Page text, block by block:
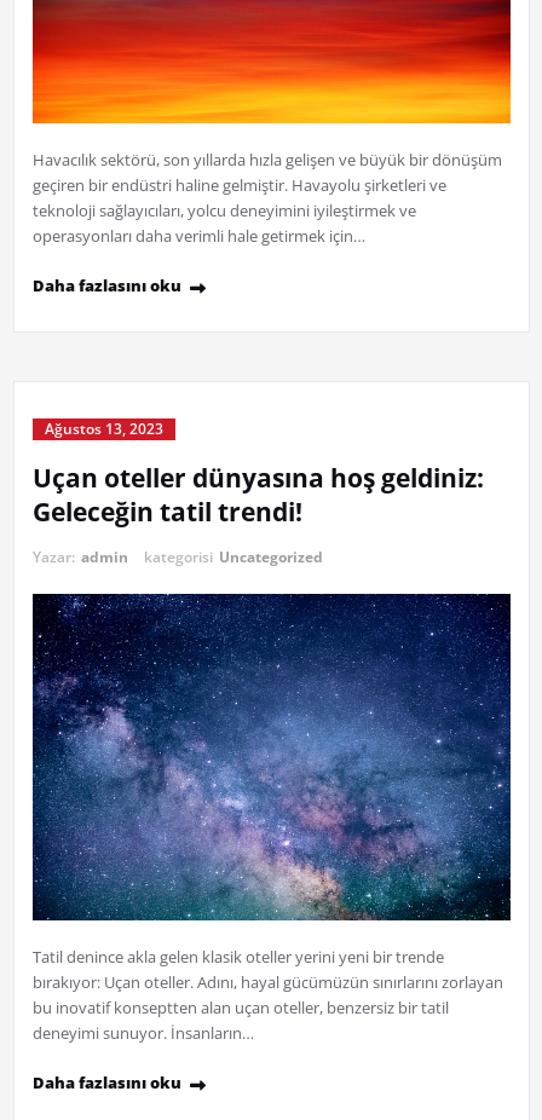
Havacılık sektörü, son yıllarda hızla gelişen ve büyük bir dönüşüm
geçiren bir endüstri haline gelmiştir. Havayolu şirketleri ve
teknoloji sağlayıcıları, yolcu deneyimini iyileştirmek ve
operasyonları daha verimli hale getirmek için…
Daha fazlasını oku
Ağustos 13, 2023
Uçan oteller dünyasına hoş geldiniz:
Geleceğin tatil trendi!
Yazar: admin kategorisi Uncategorized
Tatil denince akla gelen klasik oteller yerini yeni bir trende
bırakıyor: Uçan oteller. Adını, hayal gücümüzün sınırlarını zorlayan
bu inovatif konseptten alan uçan oteller, benzersiz bir tatil
deneyimi sunuyor. İnsanların…
Daha fazlasını oku